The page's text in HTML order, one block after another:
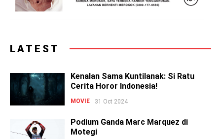
LATEST
Kenalan Sama Kuntilanak: Si Ratu
Cerita Horor Indonesia!
MOVIE 31 Oct 2024
Podium Ganda Marc Marquez di
Motegi